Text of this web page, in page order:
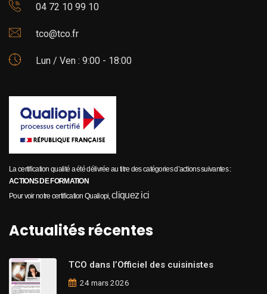
04 72 10 99 10
tco@tco.fr
Lun / Ven : 9:00 - 18:00
La certification qualité a été délivrée au titre des catégories d’actions suivantes :
ACTIONS DE FORMATION
Pour voir notre certification Qualiopi,cliquez ici
Actualités récentes
TCO dans l’Officiel des cuisinistes
24 mars 2026